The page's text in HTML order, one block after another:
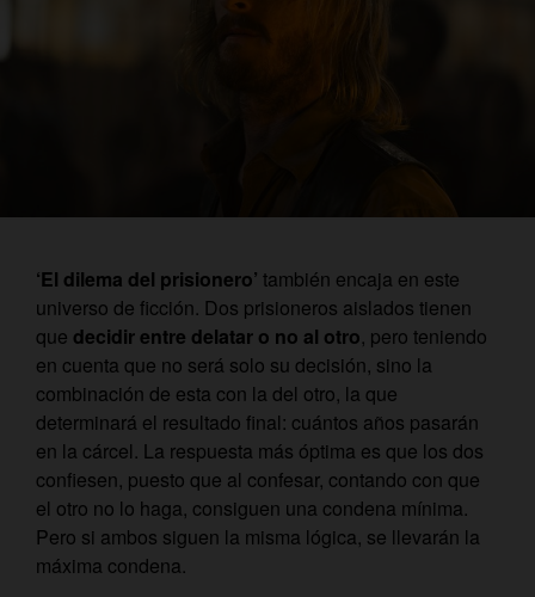
‘El dilema del prisionero’ también encaja en este
universo de ficción. Dos prisioneros aislados tienen
que decidir entre delatar o no al otro, pero teniendo
en cuenta que no será solo su decisión, sino la
combinación de esta con la del otro, la que
determinará el resultado final: cuántos años pasarán
en la cárcel. La respuesta más óptima es que los dos
confiesen, puesto que al confesar, contando con que
el otro no lo haga, consiguen una condena mínima.
Pero si ambos siguen la misma lógica, se llevarán la
máxima condena.